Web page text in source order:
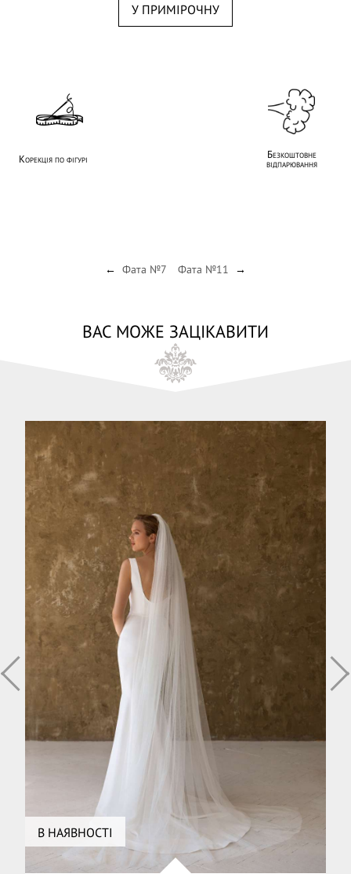
У ПРИМІРОЧНУ
Корекція по фігурі Безкоштовне
відпарювання
← Фата №7 Фата №11 →
ВАС МОЖЕ ЗАЦІКАВИТИ